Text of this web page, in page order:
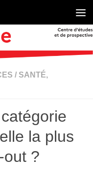
/ SANTÉ,
la plus
out ?